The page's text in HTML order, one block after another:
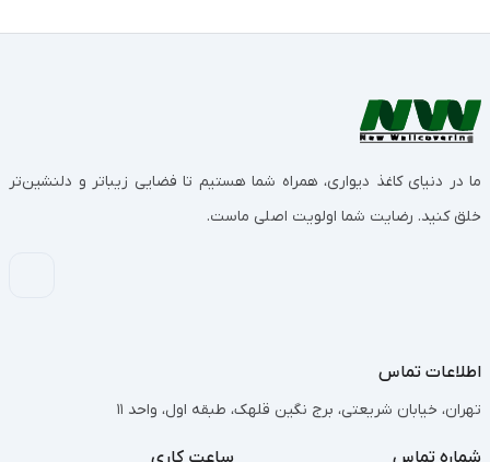
ما در دنیای کاغذ دیواری، همراه شما هستیم تا فضایی زیباتر و دلنشین‌تر
خلق کنید. رضایت شما اولویت اصلی ماست.
اطلاعات تماس
تهران، خیابان شریعتی، برج نگین قلهک، طبقه اول، واحد 11
شماره تماس ساعت کاری